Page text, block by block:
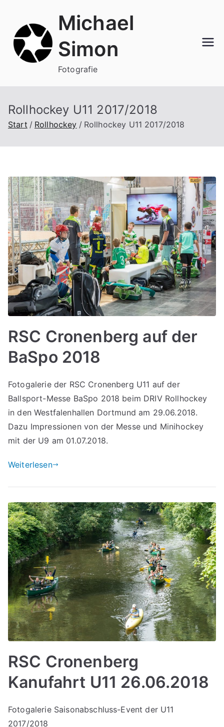
springen
Michael
Simon
Fotografie
Rollhockey U11 2017/2018
Start Rollhockey Rollhockey U11 2017/2018
RSC Cronenberg auf der
BaSpo 2018
Fotogalerie der RSC Cronenberg U11 auf der
Ballsport-Messe BaSpo 2018 beim DRIV Rollhockey
in den Westfalenhallen Dortmund am 29.06.2018.
Dazu Impressionen von der Messe und Minihockey
mit der U9 am 01.07.2018.
Weiterlesen
RSC Cronenberg
Kanufahrt U11 26.06.2018
Fotogalerie Saisonabschluss-Event der U11
2017/2018